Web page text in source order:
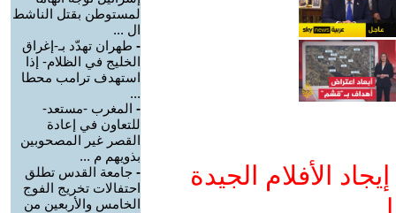
الأفلام الجيدة
لمستوطن بقتل الناشط
ال ...
- طهران تهدّد بـ-إغراق
الخليج في الظلام- إذا
استهدف ترامب محطا
...
- المغرب -مستعد-
للتعاون في إعادة
القصر غير المصحوبين
بذويهم م ...
- جامعة القدس تطلق
احتفالات تخريج الفوج
الخامس والأربعين من